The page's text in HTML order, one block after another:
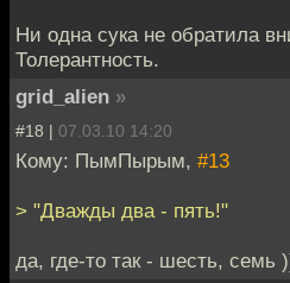
Ни одна сука не обратила
Толерантность.
grid_alien »
#18 | 07.03.10 14:20
Кому: ПымПырым, #13
> "Дважды два - пять!"
да, где-то так - шесть, семь